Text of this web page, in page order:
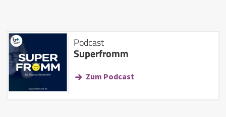
Podcast
Superfromm
Zum Podcast